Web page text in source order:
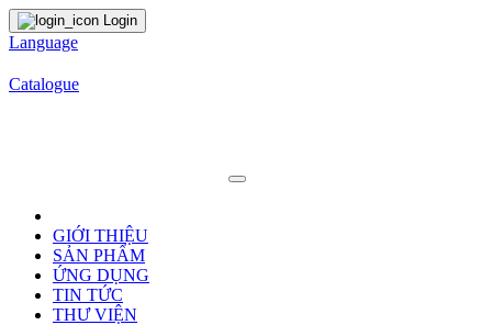
Login
Language
Catalogue
GIỚI THIỆU
SẢN PHẨM
ỨNG DỤNG
TIN TỨC
THƯ VIỆN